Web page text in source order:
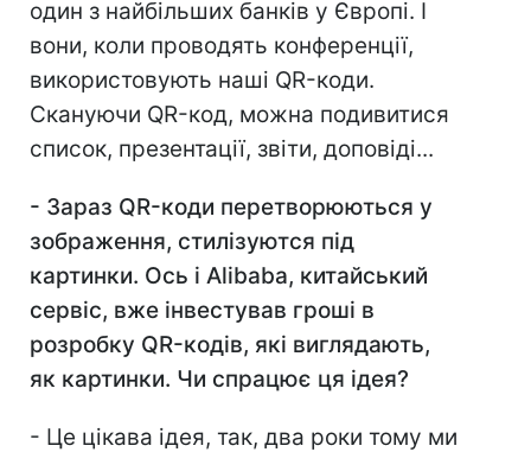
один з найбільших банків у Європі. І
вони, коли проводять конференції,
використовують наші QR-коди.
Скануючи QR-код, можна подивитися
список, презентації, звіти, доповіді...
- Зараз QR-коди перетворюються у
зображення, стилізуются під
картинки. Ось і Alibaba, китайський
сервіс, вже інвестував гроші в
розробку QR-кодів, які виглядають,
як картинки. Чи спрацює ця ідея?
- Це цікава ідея, так, два роки тому ми